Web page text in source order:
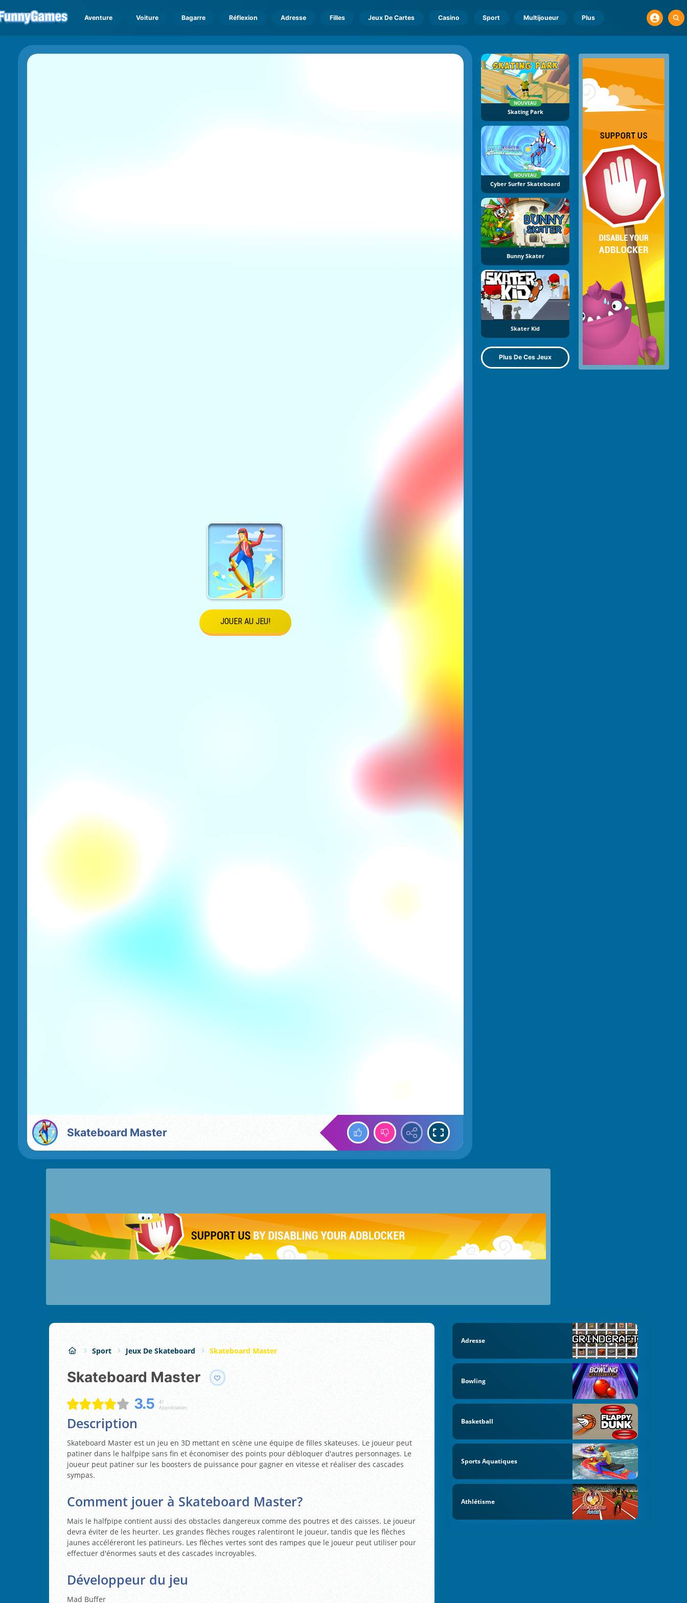
Aventure Voiture Bagarre Réflexion Adresse Filles Jeux De Cartes Casino Sport Multijoueur Plus
Skateboard Master
NOUVEAU
Skating Park
NOUVEAU
Cyber Surfer Skateboard
Bunny Skater
Skater Kid
Plus De Ces Jeux
Sport Jeux De Skateboard Skateboard Master
Skateboard Master
3.5
41
Appréciation:
Description
Skateboard Master est un jeu en 3D mettant en scène une équipe de filles skateuses. Le joueur peut
patiner dans le halfpipe sans fin et économiser des points pour débloquer d'autres personnages. Le
joueur peut patiner sur les boosters de puissance pour gagner en vitesse et réaliser des cascades
sympas.
Comment jouer à Skateboard Master?
Mais le halfpipe contient aussi des obstacles dangereux comme des poutres et des caisses. Le joueur
devra éviter de les heurter. Les grandes flèches rouges ralentiront le joueur, tandis que les flèches
jaunes accéléreront les patineurs. Les flèches vertes sont des rampes que le joueur peut utiliser pour
effectuer d'énormes sauts et des cascades incroyables.
Développeur du jeu
Mad Buffer
Adresse
Bowling
Basketball
Sports Aquatiques
Athlétisme